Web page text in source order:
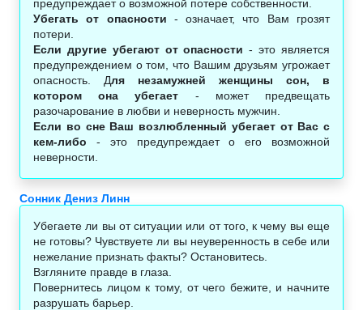
предупреждает о возможной потере собственности.
Убегать от опасности - означает, что Вам грозят
потери.
Если другие убегают от опасности - это является
предупреждением о том, что Вашим друзьям угрожает
опасность. Для незамужней женщины сон, в
котором она убегает - может предвещать
разочарование в любви и неверность мужчин.
Если во сне Ваш возлюбленный убегает от Вас с
кем-либо - это предупреждает о его возможной
неверности.
Сонник Дениз Линн
Убегаете ли вы от ситуации или от того, к чему вы еще
не готовы? Чувствуете ли вы неуверенность в себе или
нежелание признать факты? Остановитесь.
Взгляните правде в глаза.
Повернитесь лицом к тому, от чего бежите, и начните
разрушать барьер.